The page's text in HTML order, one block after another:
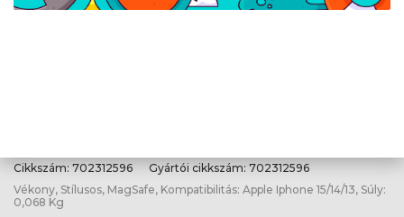
Cikkszám: 702312596 Gyártói cikkszám: 702312596
Vékony, Stílusos, MagSafe, Kompatibilitás: Apple Iphone 15/14/13, Súly:
0,068 Kg